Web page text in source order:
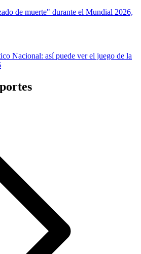
de muerte" durante el Mundial 2026,
Nacional: así puede ver el juego de la